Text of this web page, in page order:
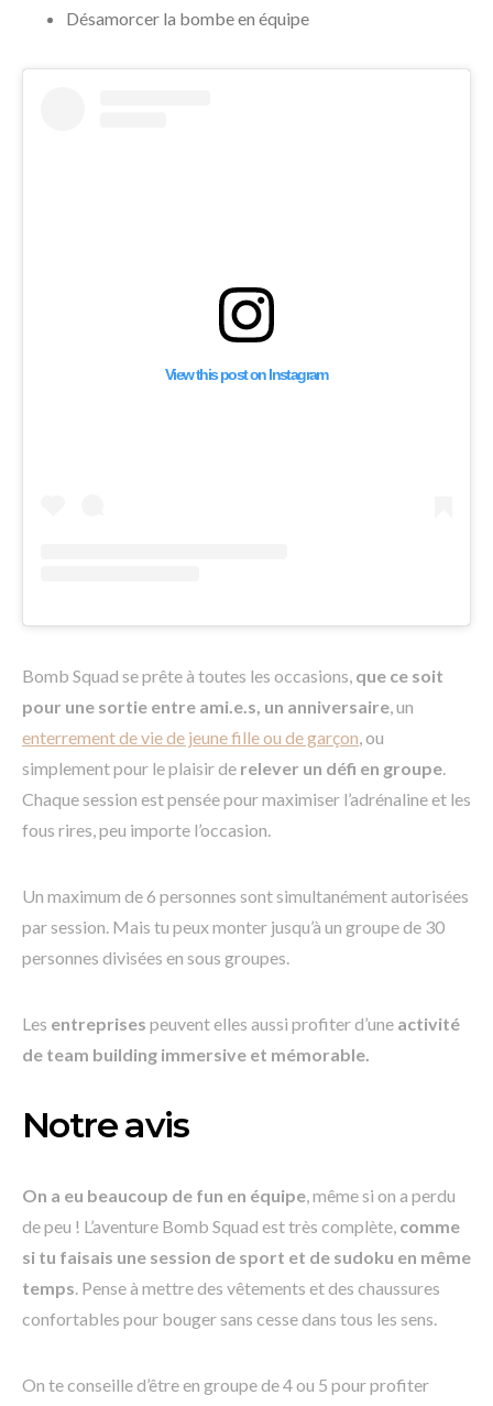
Désamorcer la bombe en équipe
View this post on Instagram
Bomb Squad se prête à toutes les occasions, que ce soit
pour une sortie entre ami.e.s, un anniversaire, un
enterrement de vie de jeune fille ou de garçon, ou
simplement pour le plaisir de relever un défi en groupe.
Chaque session est pensée pour maximiser l’adrénaline et les
fous rires, peu importe l’occasion.
Un maximum de 6 personnes sont simultanément autorisées
par session. Mais tu peux monter jusqu’à un groupe de 30
personnes divisées en sous groupes.
Les entreprises peuvent elles aussi profiter d’une activité
de team building immersive et mémorable.
Notre avis
On a eu beaucoup de fun en équipe, même si on a perdu
de peu ! L’aventure Bomb Squad est très complète, comme
si tu faisais une session de sport et de sudoku en même
temps. Pense à mettre des vêtements et des chaussures
confortables pour bouger sans cesse dans tous les sens.
On te conseille d’être en groupe de 4 ou 5 pour profiter